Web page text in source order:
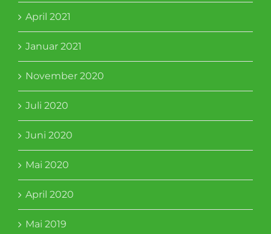
April 2021
Januar 2021
November 2020
Juli 2020
Juni 2020
Mai 2020
April 2020
Mai 2019